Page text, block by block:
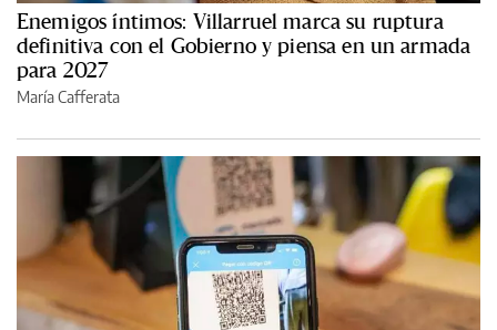
Enemigos íntimos: Villarruel marca su ruptura
definitiva con el Gobierno y piensa en un armada
para 2027
María Cafferata